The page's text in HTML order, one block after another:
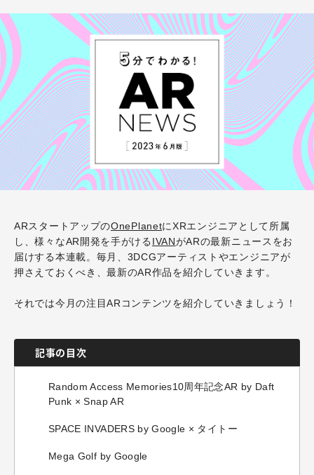
ARスタートアップのOnePlanetにXRエンジニアとして所属
し、様々なAR開発を手がける IVANがARの最新ニュースをお
届けする本連載。毎月、3DCGアーティストやエンジニアが
押さえておくべき、最新のAR作品を紹介していきます。
それでは今月の注目ARコンテンツを紹介していきましょう！
記事の目次
Random Access Memories10周年記念AR by Daft
Punk × Snap AR
SPACE INVADERS by Google × タイトー
Mega Golf by Google